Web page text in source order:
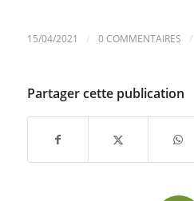
15/04/2021 / 0 COMMENTAIRES /
Partager cette publication